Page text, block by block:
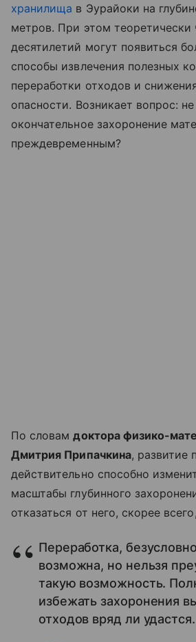
хранилища в Эурайоки на
метров. При этом теоретически
десятилетий могут появиться
способы извлечения полезных
переработки отходов и
опасности. Возникает вопрос:
окончательное захоронение
преждевременным?
По словамдоктора физико-
Дмитрия Припачкина, развитие
действительно способно
масштабы глубинного
отказаться от него, скорее
Переработка,
возможна, но нельзя
такую возможность.
избежать захоронения
отходов вряд ли удастся.